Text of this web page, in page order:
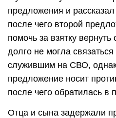
предложения и
после чего второй
помочь за взятку
долго не могла
служившим на СВО,
предложение носит
после чего обратилась в
Отца и сына задержали